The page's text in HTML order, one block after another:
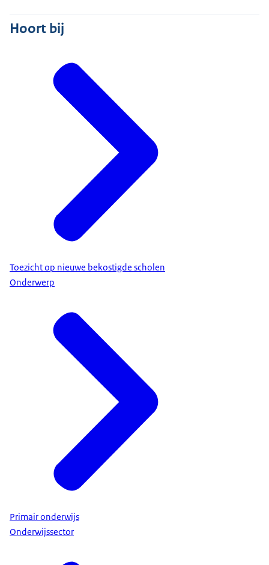
Hoort bij
Toezicht op nieuwe bekostigde scholen
Onderwerp
Primair onderwijs
Onderwijssector